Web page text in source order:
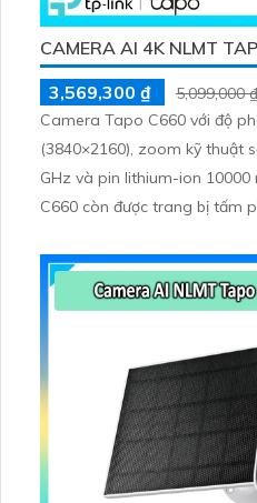
CAMERA AI 4K NLMT
3,569,300 ₫
5,099,000 ₫
Camera Tapo C660 với độ
(3840×2160), zoom kỹ thuật
GHz và pin lithium-ion
C660 còn được trang bị tấm
tiện, lưu trữ thẻ microSD tối